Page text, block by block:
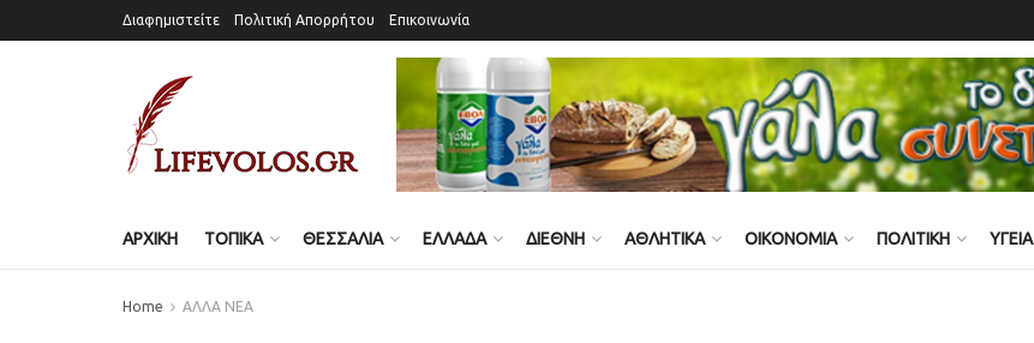
Διαφημιστείτε Πολιτική Απορρήτου Επικοινωνία
ΑΡΧΙΚΗ ΤΟΠΙΚΑ ΘΕΣΣΑΛΙΑ ΕΛΛΑΔΑ ΔΙΕΘΝΗ ΑΘΛΗΤΙΚΑ ΟΙΚΟΝΟΜΙΑ ΠΟΛΙΤΙΚΗ ΥΓΕΙΑ
Home ΑΛΛΑ ΝΕΑ